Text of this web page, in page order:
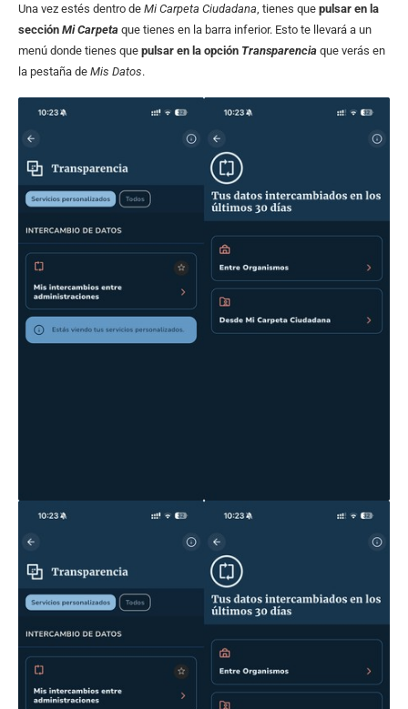
Una vez estés dentro de Mi Carpeta Ciudadana, tienes que pulsar en la
sección Mi Carpeta que tienes en la barra inferior. Esto te llevará a un
menú donde tienes que pulsar en la opción Transparencia que verás en
la pestaña de Mis Datos.